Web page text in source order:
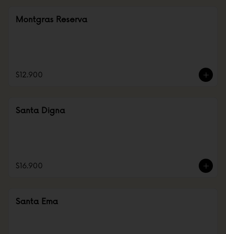
Montgras Reserva
$12.900
Santa Digna
$16.900
Santa Ema